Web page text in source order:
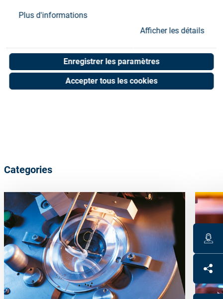
Plus d'informations
Afficher les détails
Enregistrer les paramètres
Accepter tous les cookies
Art. No. 20060682
Shop now
Categories